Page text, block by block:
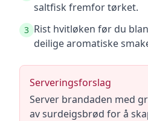
saltfisk fremfor tørket.
3 Rist hvitløken før du
deilige aromatiske
Serveringsforslag
Server brandaden med
av surdeigsbrød for å